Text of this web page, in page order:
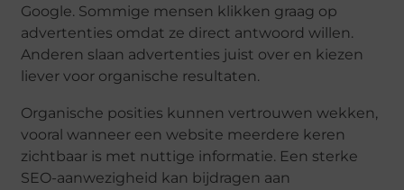
Google. Sommige mensen klikken graag op
advertenties omdat ze direct antwoord willen.
Anderen slaan advertenties juist over en kiezen
liever voor organische resultaten.
Organische posities kunnen vertrouwen wekken,
vooral wanneer een website meerdere keren
zichtbaar is met nuttige informatie. Een sterke
SEO-aanwezigheid kan bijdragen aan